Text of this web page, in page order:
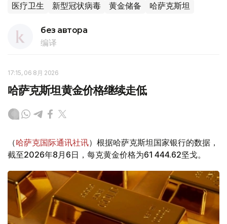
医疗卫生 新型冠状病毒 黄金储备 哈萨克斯坦
без автора
编译
17:15, 06 8月 2026
哈萨克斯坦黄金价格继续走低
（哈萨克国际通讯社讯）根据哈萨克斯坦国家银行的数据，
截至2026年8月6日，每克黄金价格为61 444.62坚戈。